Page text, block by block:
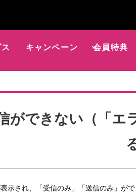
キャンペーン 会員特典
ができない（「エ
示され、「受信のみ」「送信のみ」が